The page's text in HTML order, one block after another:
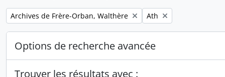
Remove filter:
Archives de Frère-Orban, Walthère Remove filter:
Ath
Options de recherche avancée
Trouver les résultats avec :